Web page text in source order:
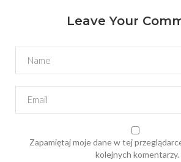
Leave Your
Zapamiętaj moje dane w tej
kolejnych komentarzy.